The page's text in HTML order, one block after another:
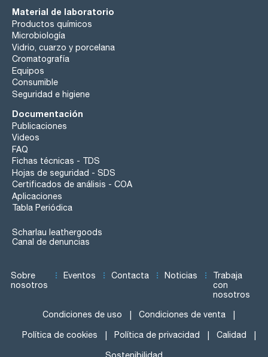
Material de laboratorio
Productos químicos
Microbiología
Vidrio, cuarzo y porcelana
Cromatografía
Equipos
Consumible
Seguridad e higiene
Documentación
Publicaciones
Videos
FAQ
Fichas técnicas - TDS
Hojas de seguridad - SDS
Certificados de análisis - COA
Aplicaciones
Tabla Periódica
Scharlau leathergoods
Canal de denuncias
Sobre
nosotros
Eventos Contacta Noticias
Trabaja
con
nosotros
Condiciones de uso Condiciones de venta
Política de cookies Política de privacidad Calidad